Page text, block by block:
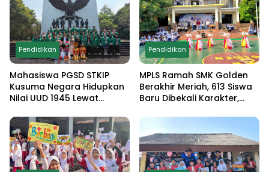
Pendidikan
Mahasiswa PGSD STKIP
Kusuma Negara Hidupkan
Nilai UUD 1945 Lewat
Monumen Pancasila Sakti
Pendidikan
MPLS Ramah SMK Golden
Berakhir Meriah, 613 Siswa
Baru Dibekali Karakter,
hingga Demo
Ekstrakurikuler